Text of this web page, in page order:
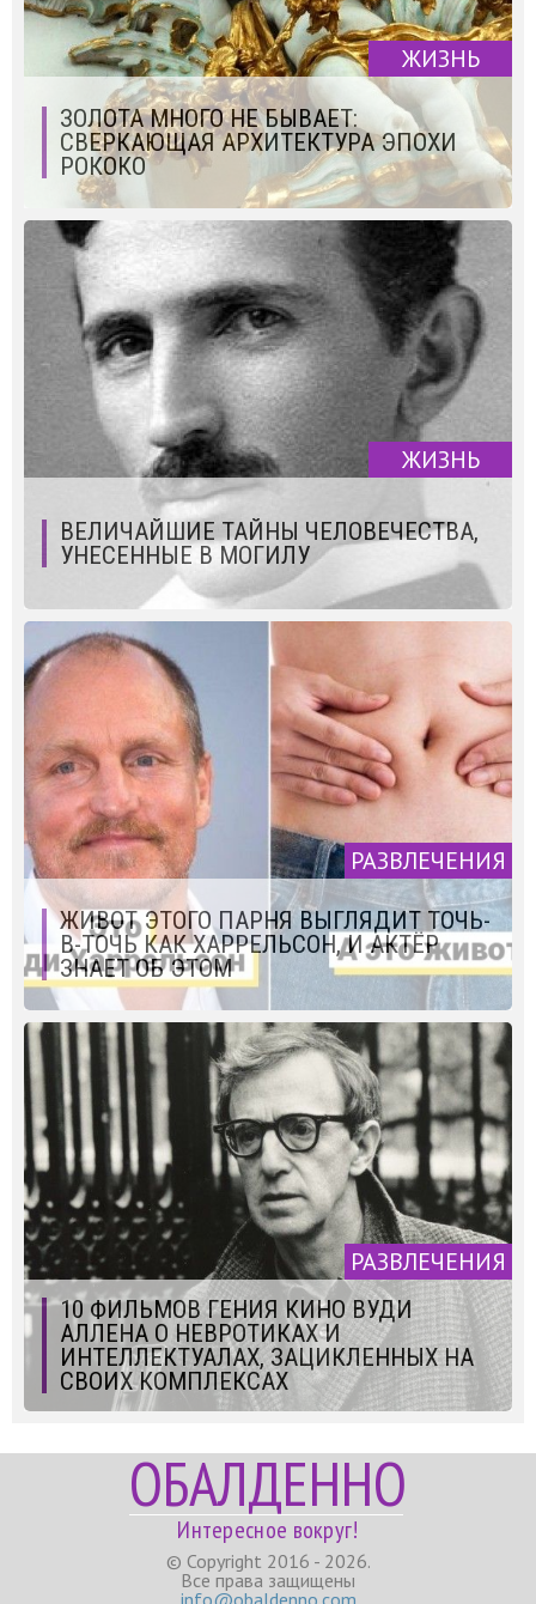
ЖИЗНЬ
ЗОЛОТА МНОГО НЕ БЫВАЕТ:
СВЕРКАЮЩАЯ АРХИТЕКТУРА ЭПОХИ
РОКОКО
ЖИЗНЬ
ВЕЛИЧАЙШИЕ ТАЙНЫ ЧЕЛОВЕЧЕСТВА,
УНЕСЕННЫЕ В МОГИЛУ
РАЗВЛЕЧЕНИЯ
ЖИВОТ ЭТОГО ПАРНЯ ВЫГЛЯДИТ ТОЧЬ-
В-ТОЧЬ КАК ХАРРЕЛЬСОН, И АКТЁР
ЗНАЕТ ОБ ЭТОМ
РАЗВЛЕЧЕНИЯ
10 ФИЛЬМОВ ГЕНИЯ КИНО ВУДИ
АЛЛЕНА О НЕВРОТИКАХ И
ИНТЕЛЛЕКТУАЛАХ, ЗАЦИКЛЕННЫХ НА
СВОИХ КОМПЛЕКСАХ
ОБАЛДЕННО
Интересное вокруг!
© Copyright 2016 - 2026.
Все права защищены